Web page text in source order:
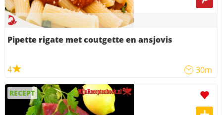
Pipette rigate met coutgette en ansjovis
4 30m
RECEPT